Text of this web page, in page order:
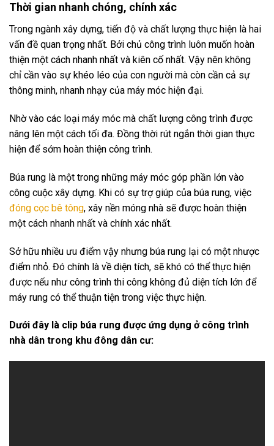
Thời gian nhanh chóng, chính xác
Trong ngành xây dựng, tiến độ và chất lượng thực hiện là hai
vấn đề quan trọng nhất. Bởi chủ công trình luôn muốn hoàn
thiện một cách nhanh nhất và kiên cố nhất. Vậy nên không
chỉ cần vào sự khéo léo của con người mà còn cần cả sự
thông minh, nhanh nhạy của máy móc hiện đại.
Nhờ vào các loại máy móc mà chất lượng công trình được
nâng lên một cách tối đa. Đồng thời rút ngắn thời gian thực
hiện để sớm hoàn thiện công trình.
Búa rung là một trong những máy móc góp phần lớn vào
công cuộc xây dựng. Khi có sự trợ giúp của búa rung, việc
đóng cọc bê tông, xây nền móng nhà sẽ được hoàn thiện
một cách nhanh nhất và chính xác nhất.
Sở hữu nhiều ưu điểm vậy nhưng búa rung lại có một nhược
điểm nhỏ. Đó chính là về diện tích, sẽ khó có thể thực hiện
được nếu như công trình thi công không đủ diện tích lớn để
máy rung có thể thuận tiện trong việc thực hiện.
Dưới đây là clip búa rung được ứng dụng ở công trình
nhà dân trong khu đông dân cư: